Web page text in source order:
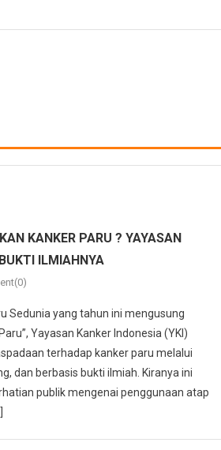
KANKER PARU ? YAYASAN
ILMIAHNYA
Sedunia yang tahun ini mengusung
Yayasan Kanker Indonesia (YKI)
terhadap kanker paru melalui
dan berbasis bukti ilmiah. Kiranya ini
publik mengenai penggunaan atap